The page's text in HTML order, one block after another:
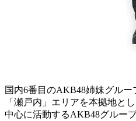
国内6番目のAKB48姉妹グルー
「瀬戸内」エリアを本拠地と
中心に活動するAKB48グルー